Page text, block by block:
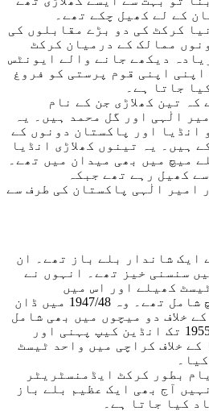
کے لے کھیل چکے تھے۔
کرکٹ کی دو بڑے مقابلوں کی
ممالک کے درمیان کرکٹ
دیکھے جانے والے ایونٹس
اپنی قوم پرستی کو فروغ
جاتا ہے۔
تین کھلاڑی جن کے نام
الٰہی اور گل محمد ہیں۔ یہ
انڈیا اور پاکستان دونوں کے
ہیں۔ یہ تینوں کھلاڑی انڈیا
میچ میں بھی میدان میں تھے۔
کھیل رہے تھے جبکہ
امیر الٰہی پاکستان کی طرف سے
ایک شاندار بلے باز تھے۔ ان
سنسنی خیز تھے۔ انہوں نے
کھیلے اور اس میں
پاکستان کے خلاف دو میچ شامل تھے۔ وہ 1947/48 میں ڈان
خلاف دو میچوں میں بھی شامل
تھے۔انہوں نے 1946 سے 1955 تک انڈین کیپ پہنی اور
کے خلاف کراچی میں واحد ٹیسٹ
بطور کرکٹ ایڈمنسٹریٹر
آج بھی ایک عظیم بلے باز
کیا جاتا ہے۔